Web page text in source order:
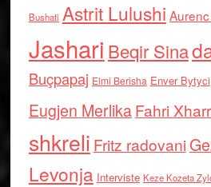
Bushati Astrit Lulushi
Jashari Beqir Sina
Buçpapaj Elmi Berisha Enver Bytyci
Eugjen MerlikaFahri
shkreli Fritz radovani
Levonja Interviste Keze Kozeta